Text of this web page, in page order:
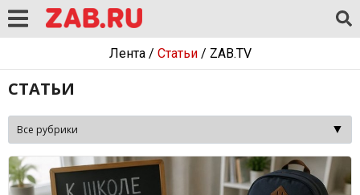
Лента/ Статьи/ ZAB.TV
СТАТЬИ